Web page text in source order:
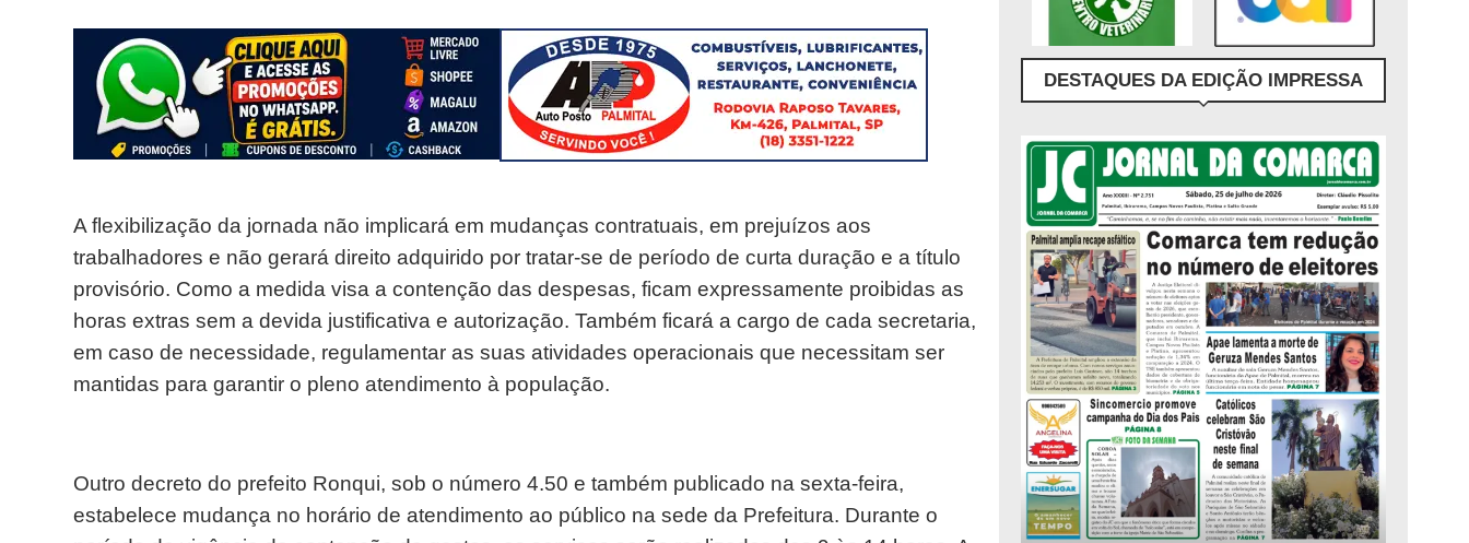
A flexibilização da jornada não implicará em mudanças contratuais, em prejuízos aos
trabalhadores e não gerará direito adquirido por tratar-se de período de curta duração e a título
provisório. Como a medida visa a contenção das despesas, ficam expressamente proibidas as
horas extras sem a devida justificativa e autorização. Também ficará a cargo de cada secretaria,
em caso de necessidade, regulamentar as suas atividades operacionais que necessitam ser
mantidas para garantir o pleno atendimento à população.
Outro decreto do prefeito Ronqui, sob o número 4.50 e também publicado na sexta-feira,
estabelece mudança no horário de atendimento ao público na sede da Prefeitura. Durante o
DESTAQUES DA EDIÇÃO IMPRESSA